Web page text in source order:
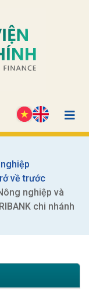
về trước
nghiệp và
chi nhánh